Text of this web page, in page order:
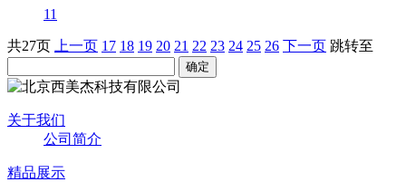
11
共27页 上一页 17 18 19 20 21 22 23 24 25 26 下一页 跳转至
关于我们
公司简介
精品展示